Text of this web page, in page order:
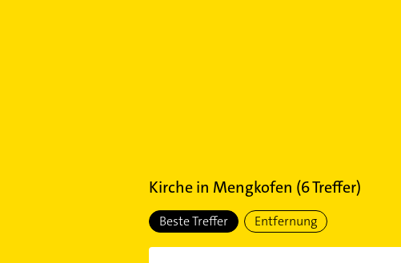
Kirchein Mengkofen (6Treffer)
Beste Treffer Entfernung